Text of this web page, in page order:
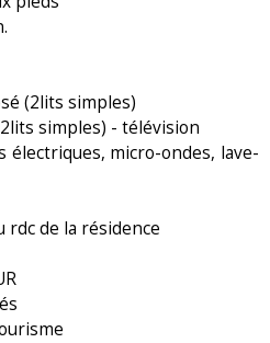
(2lits simples)
simples) - télévision
électriques, micro-ondes, lave-
rdc de la résidence